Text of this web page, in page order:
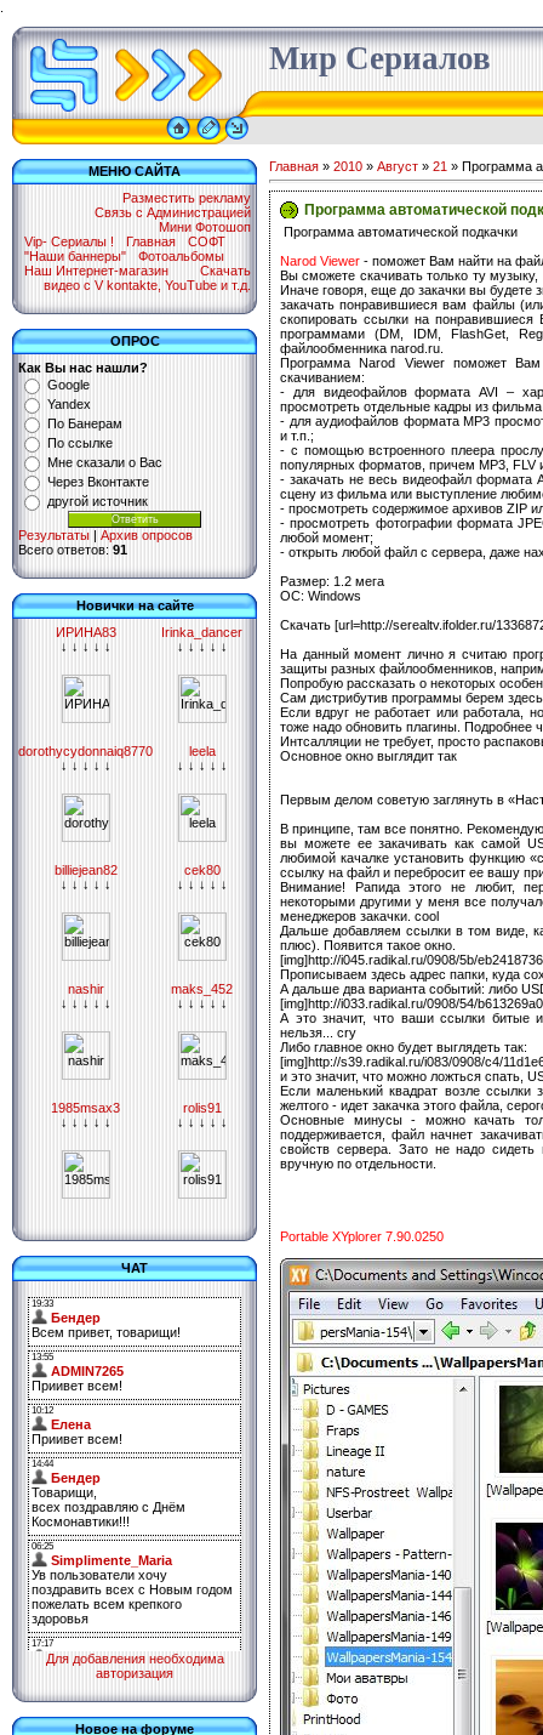
Мир Сериалов
МЕНЮ САЙТА
Разместить рекламу
Связь с Администрацией
Мини Фотошоп
Vip- Сериалы !
Главная
СОФТ
"Наши баннеры"
Фотоальбомы
Наш Интернет-магазин
Скачать
видео с V kontakte, YouTube и т.д.
ОПРОС
Как Вы нас нашли?
Google
Yandex
По Банерам
По ссылке
Мне сказали о Вас
Через Вконтакте
другой источник
Результаты | Архив опросов
Всего ответов: 91
Новички на сайте
ИРИНА83
↓ ↓ ↓ ↓ ↓
Irinka_dancer
↓ ↓ ↓ ↓ ↓
dorothycydonnaiq8770
↓ ↓ ↓ ↓ ↓
leela
↓ ↓ ↓ ↓ ↓
billiejean82
↓ ↓ ↓ ↓ ↓
cek80
↓ ↓ ↓ ↓ ↓
nashir
↓ ↓ ↓ ↓ ↓
maks_452
↓ ↓ ↓ ↓ ↓
1985msax3
↓ ↓ ↓ ↓ ↓
rolis91
↓ ↓ ↓ ↓ ↓
ЧАТ
Для добавления необходима
авторизация
Новое на форуме
Главная » 2010 » Август » 21 » Программа
Программа автоматической
Программа автоматической подкачки
Narod Viewer - поможет Вам найти на
Вы сможете скачивать только ту
Иначе говоря, еще до закачки вы
закачать понравившиеся вам файлы
скопировать ссылки на
программами (DM, IDM, FlashGet,
файлообменника narod.ru.
Программа Narod Viewer поможет
скачиванием:
- для видеофайлов формата AVI –
просмотреть отдельные кадры из
- для аудиофайлов формата MP3
и т.п.;
- с помощью встроенного плеера
популярных форматов, причем MP3, FLV
- закачать не весь видеофайл формата
сцену из фильма или выступление
- просмотреть содержимое архивов ZIP
- просмотреть фотографии формата
любой момент;
- открыть любой файл с сервера, даже
Размер: 1.2 мега
ОС: Windows
Скачать [url=http://serealtv.ifolder.ru/
На данный момент лично я считаю
защиты разных файлообменников,
Попробую рассказать о некоторых
Сам дистрибутив программы берем здесь
Если вдруг не работает или работала,
тоже надо обновить плагины. Подробнее
Интсалляции не требует, просто
Основное окно выглядит так
Первым делом советую заглянуть в
В принципе, там все понятно.
вы можете ее закачивать как самой
любимой качалке установить функцию
ссылку на файл и перебросит ее вашу
Внимание! Рапида этого не любит,
некоторыми другими у меня все
менеджеров закачки. cool
Дальше добавляем ссылки в том виде,
плюс). Появится такое окно.
[img]http://i045.radikal.ru/0908/5b/
Прописываем здесь адрес папки, куда
А дальше два варианта событий: либо
[img]http://i033.radikal.ru/0908/54/
А это значит, что ваши ссылки битые
нельзя... cry
Либо главное окно будет выглядеть так:
[img]http://s39.radikal.ru/i083/0908/c4/
и это значит, что можно ложться спать,
Если маленький квадрат возле ссылки
желтого - идет закачка этого файла,
Основные минусы - можно качать
поддерживается, файл начнет
свойств сервера. Зато не надо
вручную по отдельности.
Portable XYplorer 7.90.0250